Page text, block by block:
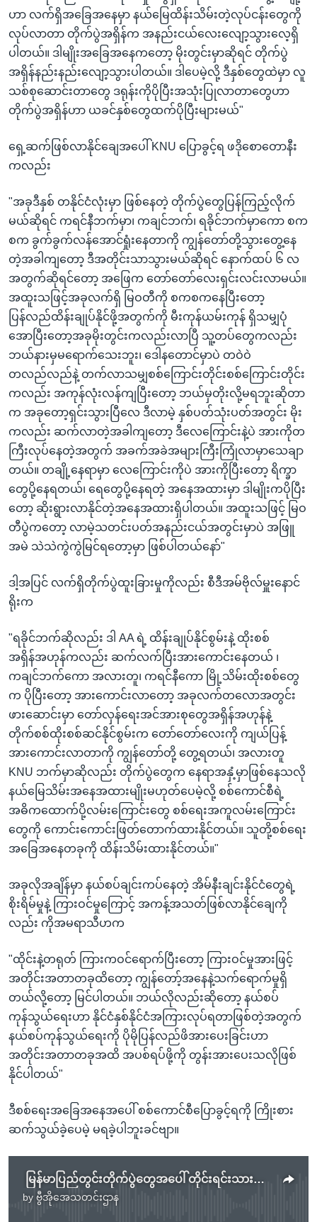
ဟာ လက်ရှိအခြေအနေမှာ နယ်မြေထိန်းသိမ်းတဲ့လုပ်ငန်းတွေကို
လုပ်လာတာ တိုက်ပွဲအရှိန်က အနည်းငယ်လေးလျော့သွားလေ့ရှိ
ပါတယ်။ ဒါမျိုးအခြေအနေကတော့ မိုးတွင်းမှာဆိုရင် တိုက်ပွဲ
အရှိန်နည်းနည်းလျော့သွားပါတယ်။ ဒါပေမဲ့လို့ ဒီနှစ်တွေထဲမှာ လူ
သစ်စုဆောင်းတာတွေ ဒရုန်းကိုပိုပြီးအသုံးပြုလာတာတွေဟာ
တိုက်ပွဲအရှိန်ဟာ ယခင်နှစ်တွေထက်ပိုပြီးများမယ်"
ရှေ့ဆက်ဖြစ်လာနိုင်ချေအပေါ် KNU ပြောခွင့်ရ ဖဒိုစောတောနီး
ကလည်း
"အခုဒီနှစ် တနိုင်ငံလုံးမှာ ဖြစ်နေတဲ့ တိုက်ပွဲတွေပြန်ကြည့်လိုက်
မယ်ဆိုရင် ကရင်နီဘက်မှာ၊ ကချင်ဘက်၊ ရခိုင်ဘက်မှာကော စက
စက ခွက်ခွက်လန်အောင်ရှုံးနေတာကို ကျွန်တော်တို့သွားတွေ့နေ
တဲ့အခါကျတော့ ဒီအတိုင်းသာသွားမယ်ဆိုရင် နောက်ထပ် ၆ လ
အတွက်ဆိုရင်တော့ အဖြေက တော်တော်လေးရှင်းလင်းလာမယ်။
အထူးသဖြင့်အခုလက်ရှိ မြဝတီကို စကစကနေပြီးတော့
ပြန်လည်ထိန်းချုပ်နိုင်ဖို့အတွက်ကို မီးကုန်ယမ်းကုန် ရှိသမျှပုံ
အောပြီးတော့အခုမိုးတွင်းကလည်းလာပြီ သူ့တပ်တွေကလည်း
ဘယ်နားမှမရောက်သေးဘူး၊ ဒေါနတောင်မှာပဲ တဝဲဝဲ
တလည်လည်နဲ့ တက်လာသမျှစစ်ကြောင်းတိုင်းစစ်ကြောင်းတိုင်း
ကလည်း အကုန်လုံးလန်ကျပြီးတော့ ဘယ်မှတိုးလို့မရဘူးဆိုတာ
က အခုတော့ရှင်းသွားပြီလေ ဒီလာမဲ့ နှစ်ပတ်သုံးပတ်အတွင်း မိုး
ကလည်း ဆက်လာတဲ့အခါကျတော့ ဒီလေကြောင်းနဲ့ပဲ အားကိုတ
ကြီးလုပ်နေတဲ့အတွက် အခက်အခဲအများကြီးကြုံလာမှာသေချာ
တယ်။ တချို့နေရာမှာ လေကြောင်းကိုပဲ အားကိုပြီးတော့ ရိက္ခာ
တွေပို့နေရတယ်၊ ရေတွေပို့နေရတဲ့ အနေအထားမှာ ဒါမျိုးကပိုပြီး
တော့ ဆိုးရွားလာနိုင်တဲ့အနေအထားရှိပါတယ်။ အထူးသဖြင့် မြဝ
တီပွဲကတော့ လာမဲ့သတင်းပတ်အနည်းငယ်အတွင်းမှာပဲ အဖြူ
အမဲ သဲသဲကွဲကွဲမြင်ရတော့မှာ ဖြစ်ပါတယ်နော်"
ဒါ့အပြင် လက်ရှိတိုက်ပွဲထူးခြားမှုကိုလည်း စီဒီအမ်ဗိုလ်မှူးနောင်
ရိုးက
"ရခိုင်ဘက်ဆိုလည်း ဒါ AA ရဲ့ ထိန်းချုပ်နိုင်စွမ်းနဲ့ ထိုးစစ်
အရှိန်အဟုန်ကလည်း ဆက်လက်ပြီးအားကောင်းနေတယ် ၊
ကချင်ဘက်ကော အလားတူ၊ ကရင်နီကော မြို့သိမ်းထိုးစစ်တွေ
က ပိုပြီးတော့ အားကောင်းလာတော့ အခုလက်တလောအတွင်း
ဖားဆောင်းမှာ တော်လှန်ရေးအင်အားစုတွေအရှိန်အဟုန်နဲ့
တိုက်စစ်ထိုးစစ်ဆင်နိုင်စွမ်းက တော်တော်လေးကို ကျယ်ပြန့်
အားကောင်းလာတာကို ကျွန်တော်တို့ တွေ့ရတယ်၊ အလားတူ
KNU ဘက်မှာဆိုလည်း တိုက်ပွဲတွေက နေရာအနှံ့မှာဖြစ်နေသလို
နယ်မြေသိမ်းအနေအထားမျိုးမဟုတ်ပေမဲ့လို့ စစ်ကောင်စီရဲ့
အဓိကထောက်ပို့လမ်းကြောင်းတွေ စစ်ရေးအကူလမ်းကြောင်း
တွေကို ကောင်းကောင်းဖြတ်တောက်ထားနိုင်တယ်။ သူတို့စစ်ရေး
အခြေအနေတခုကို ထိန်းသိမ်းထားနိုင်တယ်။"
အခုလိုအချိန်မှာ နယ်စပ်ချင်းကပ်နေတဲ့ အိမ်နီးချင်းနိုင်ငံတွေရဲ့
စိုးရိမ်မှုနဲ့ ကြားဝင်မှုကြောင့် အကန့်အသတ်ဖြစ်လာနိုင်ချေကို
လည်း ကိုအမရာသီဟက
"ထိုင်းနဲ့တရုတ် ကြားကဝင်ရောက်ပြီးတော့ ကြားဝင်မှုအားဖြင့်
အတိုင်းအတာတခုထိတော့ ကျွန်တော့်အနေနဲ့သက်ရောက်မှုရှိ
တယ်လို့တော့ မြင်ပါတယ်။ ဘယ်လိုလည်းဆိုတော့ နယ်စပ်
ကုန်သွယ်ရေးဟာ နိုင်ငံနှစ်နိုင်ငံအကြားလုပ်ရတာဖြစ်တဲ့အတွက်
နယ်စပ်ကုန်သွယ်ရေးကို ပိုမိုပြန်လည်ဖိအားပေးခြင်းဟာ
အတိုင်းအတာတခုအထိ အပစ်ရပ်ဖို့ကို တွန်းအားပေးသလိုဖြစ်
နိုင်ပါတယ်"
ဒီစစ်ရေးအခြေအနေအပေါ် စစ်ကောင်စီပြောခွင့်ရကို ကြိုးစား
ဆက်သွယ်ခဲ့ပေမဲ့ မရခဲ့ပါဘူးခင်ဗျာ။
မြန်မာပြည်တွင်းတိုက်ပွဲတွေအပေါ် တိုင်းရင်းသားတွေနဲ့ အကဲခတ်တွေရဲ့ သုံးသပ်ချက်
by ဗွီအိုအေသတင်းဌာန
No media source currently available